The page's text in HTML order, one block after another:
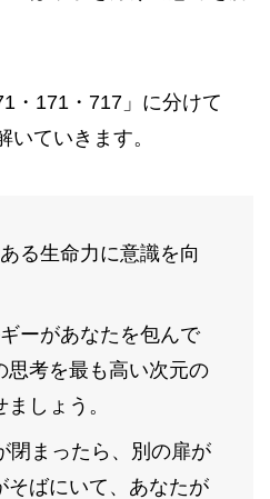
・171・717」に分けて
いていきます。
る生命力に意識を向
ーがあなたを包んで
思考を最も高い次元の
しょう。
閉まったら、別の扉が
そばにいて、あなたが